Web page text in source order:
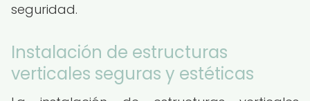
seguridad.
Instalación de estructuras
verticales seguras y estéticas